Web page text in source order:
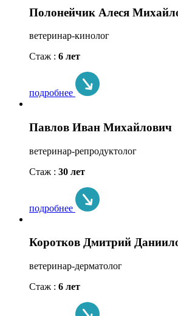
Полонейчик Алеся
ветеринар-кинолог
Стаж : 6 лет
подробнее
Павлов Иван Михайлович
ветеринар-репродуктолог
Стаж : 30 лет
подробнее
Коротков Дмитрий
ветеринар-дерматолог
Стаж : 6 лет